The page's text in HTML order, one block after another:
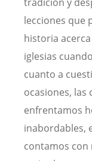
lecciones que
historia
iglesias
cuanto a
ocasiones, las
enfrentamos
inabordables,
contamos